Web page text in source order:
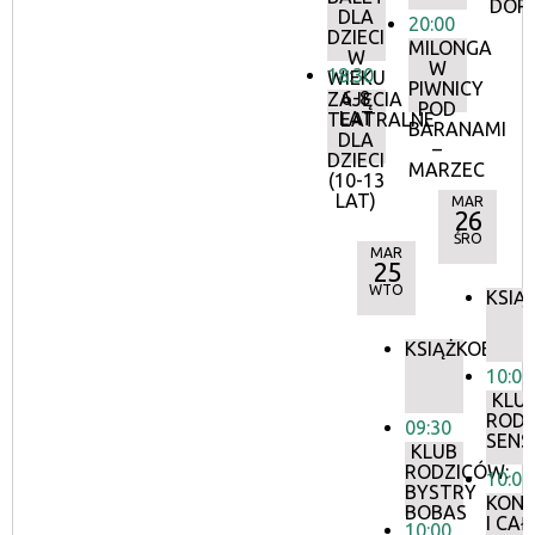
DLA
DZIECI
W
WIEKU
6-8
LAT
18:30
ZAJĘCIA
TEATRALNE
DLA
DZIECI
(10-13
LAT)
20:00
MILONGA
W
PIWNICY
POD
BARANAMI
–
MARZEC
MAR
25
WTO
KSIĄŻKOBIEG
09:30
KLUB
RODZICÓW:
BYSTRY
BOBAS
10:00
MAR
26
ŚRO
10:00
10:00
I